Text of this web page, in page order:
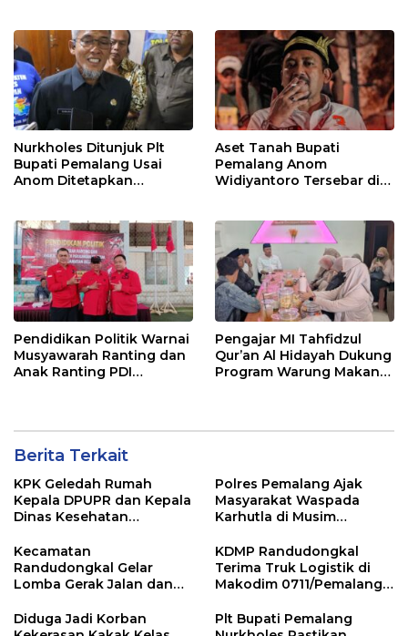
Nurkholes Ditunjuk Plt
Bupati Pemalang Usai
Anom Ditetapkan
Aset Tanah Bupati
Pemalang Anom
Widiyantoro Tersebar di
Pendidikan Politik Warnai
Musyawarah Ranting dan
Anak Ranting PDI
Pengajar MI Tahfidzul
Qur’an Al Hidayah Dukung
Program Warung Makan
Berita Terkait
KPK Geledah Rumah
Kepala DPUPR dan Kepala
Dinas Kesehatan
Polres Pemalang Ajak
Masyarakat Waspada
Karhutla di Musim
Kecamatan
Randudongkal Gelar
Lomba Gerak Jalan dan
HUT RI ke-81
KDMP Randudongkal
Terima Truk Logistik di
Makodim 0711/Pemalang
Desa
Diduga Jadi Korban
Plt Bupati Pemalang